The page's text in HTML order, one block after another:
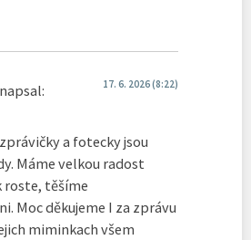
napsal: 17. 6. 2026 (8:22)
a fotecky jsou
Máme velkou radost
roste, těšíme
Moc děkujeme I za zprávu
miminkach všem